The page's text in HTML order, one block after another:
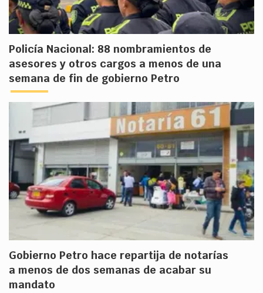
Policía Nacional: 88 nombramientos de
asesores y otros cargos a menos de una
semana de fin de gobierno Petro
Gobierno Petro hace repartija de notarías
a menos de dos semanas de acabar su
mandato